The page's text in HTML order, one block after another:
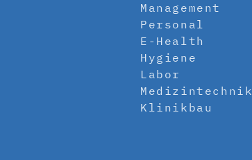
Management
Personal
E-Health
Hygiene
Labor
Medizintechnik
Klinikbau